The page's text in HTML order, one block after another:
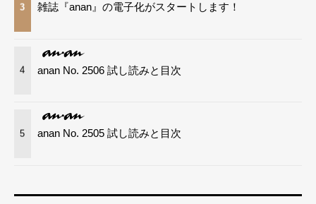
3 雑誌『anan』の電子化がスタートします！
4 anan No. 2506 試し読みと目次
5 anan No. 2505 試し読みと目次